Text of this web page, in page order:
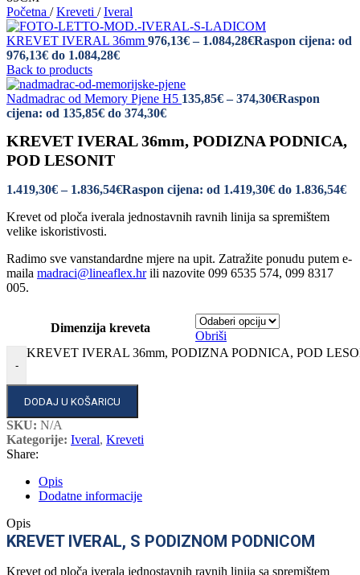
Početna / Kreveti / Iveral
KREVET IVERAL 36mm 976,13€ – 1.084,28€Raspon cijena: od
976,13€ do 1.084,28€
Back to products
Nadmadrac od Memory Pjene H5 135,85€ – 374,30€Raspon
cijena: od 135,85€ do 374,30€
KREVET IVERAL 36mm, PODIZNA PODNICA,
POD LESONIT
1.419,30€ – 1.836,54€Raspon cijena: od 1.419,30€ do 1.836,54€
Krevet od ploča iverala jednostavnih ravnih linija sa spremištem
velike iskoristivosti.
Radimo sve vanstandardne mjere na upit. Zatražite ponudu putem e-
maila madraci@lineaflex.hrili nazovite 099 6535 574, 099 8317
005.
Dimenzija kreveta
Obriši
-
KREVET IVERAL 36mm, PODIZNA PODNICA, POD
DODAJ U KOŠARICU
SKU: N/A
Kategorije: Iveral, Kreveti
Share:
Opis
Dodatne informacije
Opis
KREVET IVERAL, S PODIZNOM PODNICOM
Krevet od ploča iverala jednostavnih ravnih linija sa spremištem